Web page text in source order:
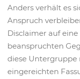
Anders verhält es
Anspruch
Disclaimer auf
beanspruchten
diese Untergruppe
eingereichten